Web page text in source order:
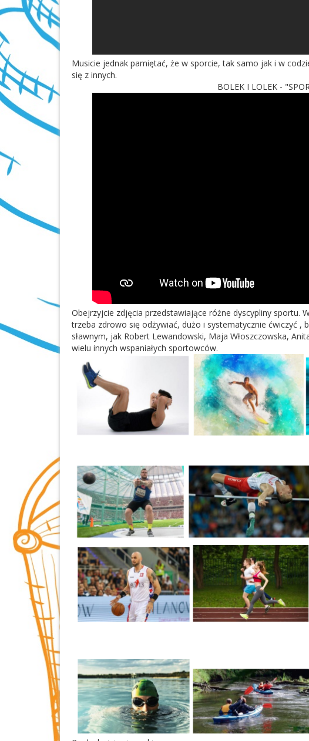
Musicie jednak pamiętać, że w sporcie, tak samo jak i w
się z innych.
BOLEK I LOLEK -
Obejrzyjcie zdjęcia przedstawiające różne dyscypliny sportu.
trzeba zdrowo się odżywiać, dużo i systematycznie ćwiczyć ,
sławnym, jak Robert Lewandowski, Maja Włoszczowska,
wielu innych wspaniałych sportowców.